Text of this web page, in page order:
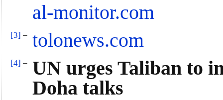
al-monitor.com
[3] – tolonews.com
[4] – UN urges Taliban to
Doha talks